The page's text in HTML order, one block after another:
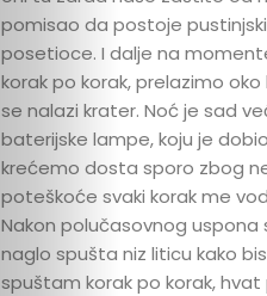
pomisao da postoje
posetioce. I dalje na
korak po korak, prelazimo
se nalazi krater. Noć je sad
baterijske lampe, koju je
krećemo dosta sporo zbog
poteškoće svaki korak me
Nakon polučasovnog
naglo spušta niz liticu kako
spuštam korak po korak,